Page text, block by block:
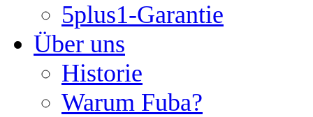
5plus1-Garantie
Über uns
Historie
Warum Fuba?